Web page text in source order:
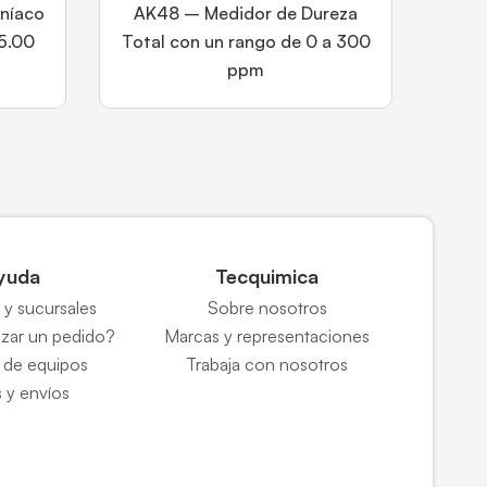
AK48 – Medidor de Dureza
Total con un rango de 0 a 300
ppm
sucursales
un pedido?
equipos
y envíos
Tecquimica
Sobre nosotros
Marcas y representaciones
Trabaja con nosotros